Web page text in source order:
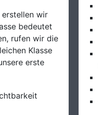
erstellen wir
bedeutet
rufen wir die
Klasse
erste